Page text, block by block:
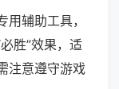
辅助工具，
胜”效果，适
注意遵守游戏